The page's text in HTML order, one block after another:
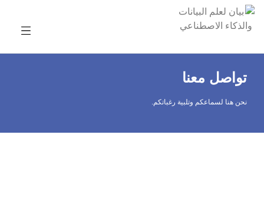
تواصل معنا
نحن هنا لسماعكم وتلبية رغباتكم.